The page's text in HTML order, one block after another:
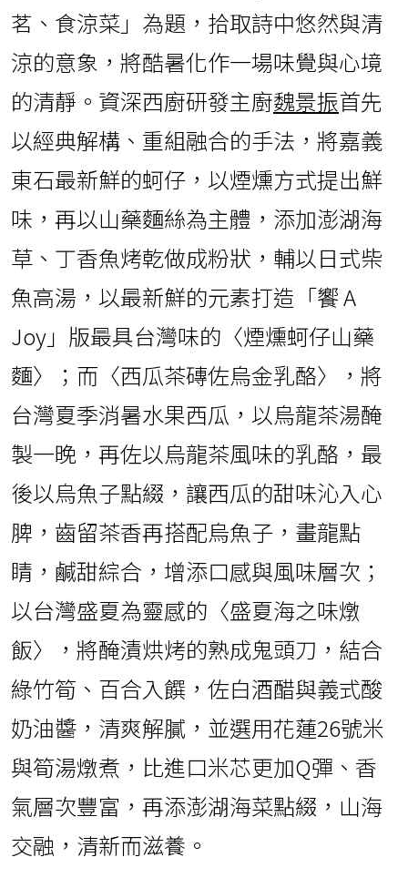
茗、食涼菜」為題，拾取詩中悠然與清
涼的意象，將酷暑化作一場味覺與心境
的清靜。資深西廚研發主廚魏景振首先
以經典解構、重組融合的手法，將嘉義
東石最新鮮的蚵仔，以煙燻方式提出鮮
味，再以山藥麵絲為主體，添加澎湖海
草、丁香魚烤乾做成粉狀，輔以日式柴
魚高湯，以最新鮮的元素打造「饗 A
Joy」版最具台灣味的〈煙燻蚵仔山藥
麵〉；而〈西瓜茶磚佐烏金乳酪〉，將
台灣夏季消暑水果西瓜，以烏龍茶湯醃
製一晚，再佐以烏龍茶風味的乳酪，最
後以烏魚子點綴，讓西瓜的甜味沁入心
脾，齒留茶香再搭配烏魚子，畫龍點
睛，鹹甜綜合，增添口感與風味層次；
以台灣盛夏為靈感的〈盛夏海之味燉
飯〉，將醃漬烘烤的熟成鬼頭刀，結合
綠竹筍、百合入饌，佐白酒醋與義式酸
奶油醬，清爽解膩，並選用花蓮26號米
與筍湯燉煮，比進口米芯更加Q彈、香
氣層次豐富，再添澎湖海菜點綴，山海
交融，清新而滋養。